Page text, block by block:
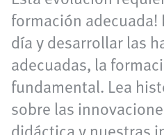
formación adecuada!
día y desarrollar las
adecuadas, la
fundamental. Lea
sobre las